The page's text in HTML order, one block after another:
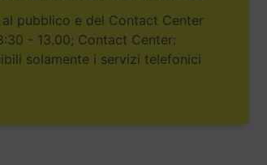
pubblico e del Contact Center
- 13.00; Contact Center:
solamente i servizi telefonici